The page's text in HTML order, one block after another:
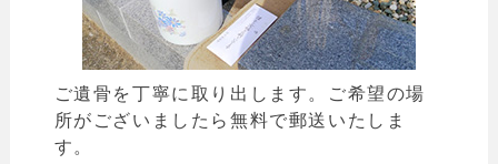
ご遺骨を丁寧に取り出します。ご希望の場
所がございましたら無料で郵送いたしま
す。